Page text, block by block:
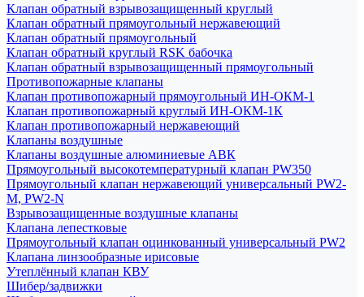
Клапан обратный взрывозащищенный круглый
Клапан обратный прямоугольный нержавеющий
Клапан обратный прямоугольный
Клапан обратный круглый RSK бабочка
Клапан обратный взрывозащищенный прямоугольный
Противопожарные клапаны
Клапан противопожарный прямоугольный ИН-ОКМ-1
Клапан противопожарный круглый ИН-ОКМ-1К
Клапан противопожарный нержавеющий
Клапаны воздушные
Клапаны воздушные алюминиевые АВК
Прямоугольный высокотемпературный клапан PW350
Прямоугольный клапан нержавеющий универсальный PW2-
M, PW2-N
Взрывозащищенные воздушные клапаны
Клапана лепестковые
Прямоугольный клапан оцинкованный универсальный PW2
Клапана линзообразные ирисовые
Утеплённый клапан КВУ
Шибер/задвижки